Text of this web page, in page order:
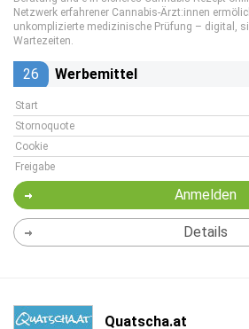
Netzwerk erfahrener Cannabis-Ärzt:innen
unkomplizierte medizinische Prüfung – digital,
Wartezeiten.
26 Werbemittel
Start
Stornoquote
Cookie
Freigabe
Anmelden
Details
Quatscha.at